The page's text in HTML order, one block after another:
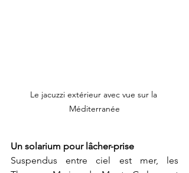
Le jacuzzi extérieur avec vue sur la
Méditerranée
Un solarium pour lâcher-prise
Suspendus entre ciel est mer, les